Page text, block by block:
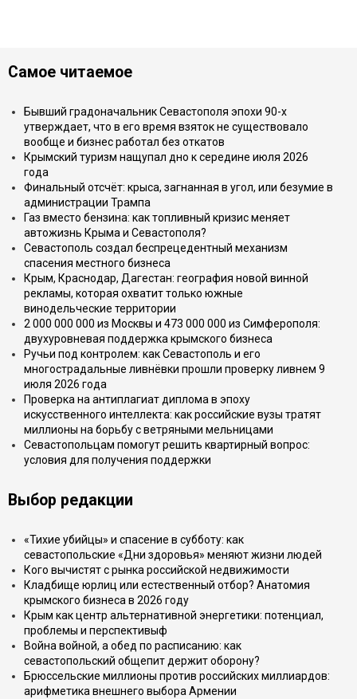
Самое читаемое
Бывший градоначальник Севастополя эпохи 90-х
утверждает, что в его время взяток не существовало
вообще и бизнес работал без откатов
Крымский туризм нащупал дно к середине июля 2026
года
Финальный отсчёт: крыса, загнанная в угол, или безумие в
администрации Трампа
Газ вместо бензина: как топливный кризис меняет
автожизнь Крыма и Севастополя?
Севастополь создал беспрецедентный механизм
спасения местного бизнеса
Крым, Краснодар, Дагестан: география новой винной
рекламы, которая охватит только южные
винодельческие территории
2 000 000 000 из Москвы и 473 000 000 из Симферополя:
двухуровневая поддержка крымского бизнеса
Ручьи под контролем: как Севастополь и его
многострадальные ливнёвки прошли проверку ливнем 9
июля 2026 года
Проверка на антиплагиат диплома в эпоху
искусственного интеллекта: как российские вузы тратят
миллионы на борьбу с ветряными мельницами
Севастопольцам помогут решить квартирный вопрос:
условия для получения поддержки
Выбор редакции
«Тихие убийцы» и спасение в субботу: как
севастопольские «Дни здоровья» меняют жизни людей
Кого вычистят с рынка российской недвижимости
Кладбище юрлиц или естественный отбор? Анатомия
крымского бизнеса в 2026 году
Крым как центр альтернативной энергетики: потенциал,
проблемы и перспективыф
Война войной, а обед по расписанию: как
севастопольский общепит держит оборону?
Брюссельские миллионы против российских миллиардов:
арифметика внешнего выбора Армении